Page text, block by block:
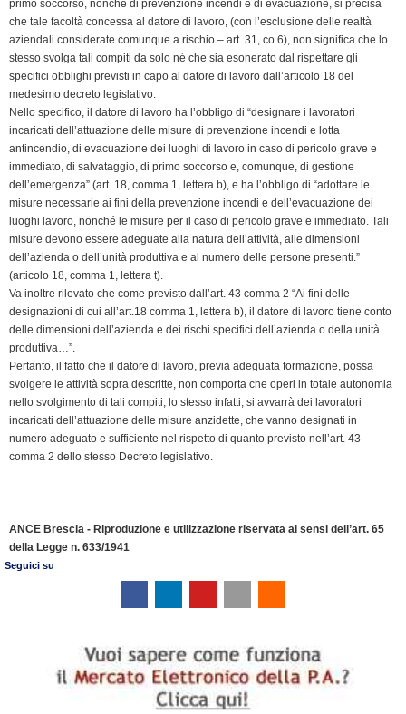
primo soccorso, nonché di prevenzione incendi e di evacuazione, si precisa
che tale facoltà concessa al datore di lavoro, (con l’esclusione delle realtà
aziendali considerate comunque a rischio – art. 31, co.6), non significa che lo
stesso svolga tali compiti da solo né che sia esonerato dal rispettare gli
specifici obblighi previsti in capo al datore di lavoro dall’articolo 18 del
medesimo decreto legislativo.
Nello specifico, il datore di lavoro ha l’obbligo di “designare i lavoratori
incaricati dell’attuazione delle misure di prevenzione incendi e lotta
antincendio, di evacuazione dei luoghi di lavoro in caso di pericolo grave e
immediato, di salvataggio, di primo soccorso e, comunque, di gestione
dell’emergenza” (art. 18, comma 1, lettera b), e ha l’obbligo di “adottare le
misure necessarie ai fini della prevenzione incendi e dell’evacuazione dei
luoghi lavoro, nonché le misure per il caso di pericolo grave e immediato. Tali
misure devono essere adeguate alla natura dell’attività, alle dimensioni
dell’azienda o dell’unità produttiva e al numero delle persone presenti.”
(articolo 18, comma 1, lettera t).
Va inoltre rilevato che come previsto dall’art. 43 comma 2 “Ai fini delle
designazioni di cui all’art.18 comma 1, lettera b), il datore di lavoro tiene conto
delle dimensioni dell’azienda e dei rischi specifici dell’azienda o della unità
produttiva…”.
Pertanto, il fatto che il datore di lavoro, previa adeguata formazione, possa
svolgere le attività sopra descritte, non comporta che operi in totale autonomia
nello svolgimento di tali compiti, lo stesso infatti, si avvarrà dei lavoratori
incaricati dell’attuazione delle misure anzidette, che vanno designati in
numero adeguato e sufficiente nel rispetto di quanto previsto nell’art. 43
comma 2 dello stesso Decreto legislativo.
ANCE Brescia - Riproduzione e utilizzazione riservata ai sensi dell’art. 65
della Legge n. 633/1941
Seguici su